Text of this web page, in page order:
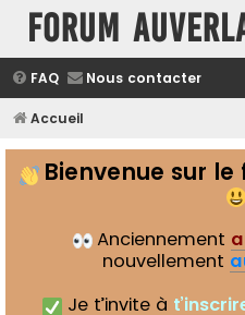
Forum
FAQ Nous contacter
Accueil
Bienvenue sur
Anciennement
nouvellement
Je t’invite à